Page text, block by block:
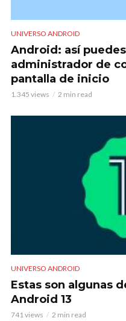
UNIVERSO ANDROID
Android: así
administrador de
pantalla de inicio
1.345 views 2 min read
UNIVERSO ANDROID
Estas son algunas
Android 13
741 views 2 min read